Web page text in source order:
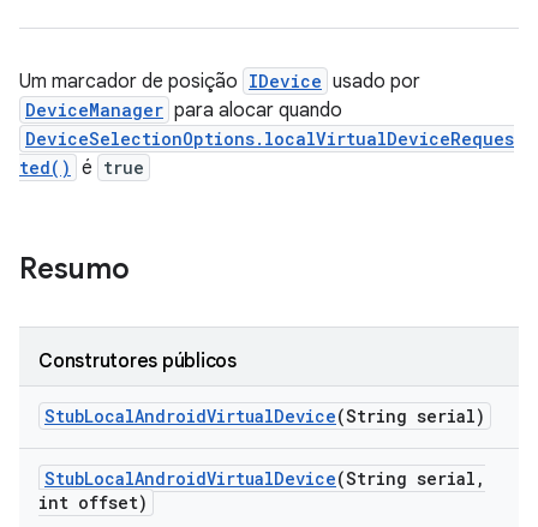
Um marcador de posição IDevice usado por
DeviceManager para alocar quando
DeviceSelectionOptions.localVirtualDeviceReques
ted() é true
Resumo
Construtores públicos
StubLocalAndroidVirtualDevice(String serial)
StubLocalAndroidVirtualDevice(String serial ,
int offset)